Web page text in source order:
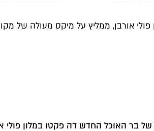
אורבן, ממליץ על מיקס מעולה של
כאבא לתינוק בן 5 חודשים", משחזר חי צארום, השף של בר האוכל החדש